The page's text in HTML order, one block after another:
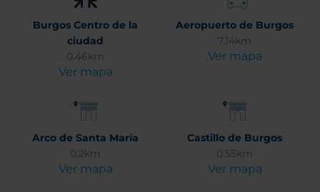
Burgos Centro de la
ciudad
0.46km
Ver mapa
Aeropuerto de Burgos
7.14km
Ver mapa
Arco de Santa María
0.2km
Ver mapa
Castillo de Burgos
0.55km
Ver mapa